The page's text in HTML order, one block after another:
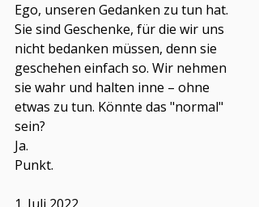
Ego, unseren Gedanken zu tun hat.
Sie sind Geschenke, für die wir uns
nicht bedanken müssen, denn sie
geschehen einfach so. Wir nehmen
sie wahr und halten inne – ohne
etwas zu tun. Könnte das "normal"
sein?
Ja.
Punkt.